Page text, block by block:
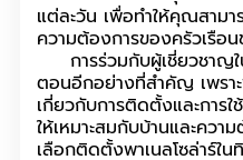
แต่ละวัน เพื่อทำให้คุณสามา
ความต้องการของครัวเรือ
การร่วมกับผู้เชี่ยวชาญ
ตอนอีกอย่างที่สำคัญ เพราะ
เกี่ยวกับการติดตั้งและการ
ให้เหมาะสมกับบ้านและคว
เลือกติดตั้งพาเนลโซล่าร์ใ